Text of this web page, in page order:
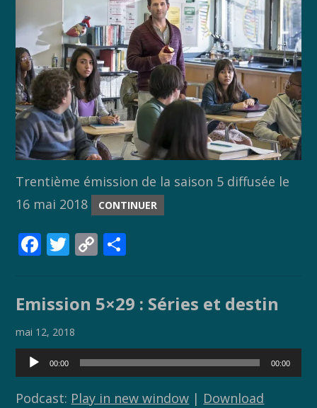
Trentième émission de la saison 5 diffusée le
16 mai 2018
CONTINUER
F
e
b
o
o
k
T
er
C
y
n
k
g
Emission 5×29 : Séries et destin
mai 12, 2018
Lecteur
audio
00:00 00:00
Podcast: Play in new window | Download